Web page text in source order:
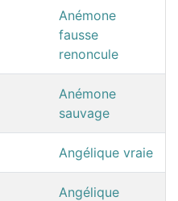
Anémone
fausse
renoncule
Anémone
sauvage
Angélique vraie
Angélique